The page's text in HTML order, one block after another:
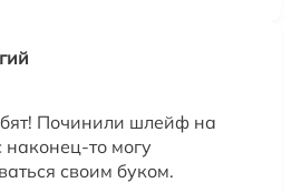
Починили шлейф на
то могу
своим буком.